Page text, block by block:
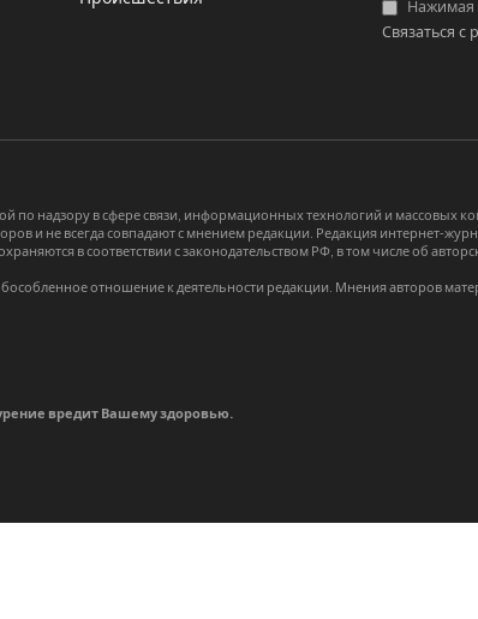
Нажимая
Связаться с
по надзору в сфере связи, информационных технологий и массовых
и не всегда совпадают с мнением редакции. Редакция интернет-
в соответствии с законодательством РФ, в том числе об
отношение к деятельности редакции. Мнения авторов
вредит Вашему здоровью.